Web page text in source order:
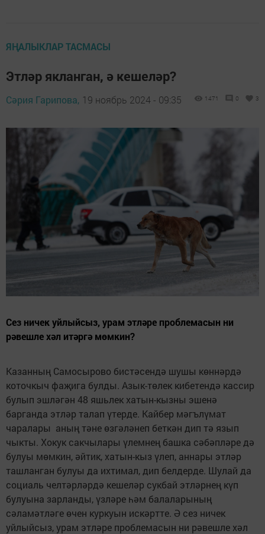
ЯҢАЛЫКЛАР ТАСМАСЫ
Этләр якланган, ә кешеләр?
Сәрия Гарипова, 19 ноябрь 2024 - 09:35 1471 0 3
Сез ничек уйлыйсыз, урам этләре проблемасын ни
рәвешле хәл итәргә мөмкин?
Казанның Самосырово бистәсендә шушы көннәрдә
коточкыч фаҗига булды. Азык-төлек кибетендә кассир
булып эшләгән 48 яшьлек хатын-кызны эшенә
барганда этләр талап үтерде. Кайбер мәгълүмат
чаралары аның тәне өзгәләнеп беткән дип тә язып
чыкты. Хокук сакчылары үлемнең башка сәбәпләре дә
булуы мөмкин, әйтик, хатын-кыз үлеп, аннары этләр
ташланган булуы да ихтимал, дип белдерде. Шулай да
социаль челтәрләрдә кешеләр сукбай этләрнең күп
булуына зарланды, үзләре һәм балаларының
сәламәтләге өчен куркуын искәртте. Ә сез ничек
уйлыйсыз, урам этләре проблемасын ни рәвешле хәл